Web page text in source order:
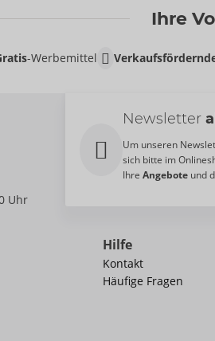
Ihre
-Werbemittel
Uhr
Newsletter
Um unseren
sich bitte im
Ihre Angebote und
Hilfe
Kontakt
Häufige Fragen